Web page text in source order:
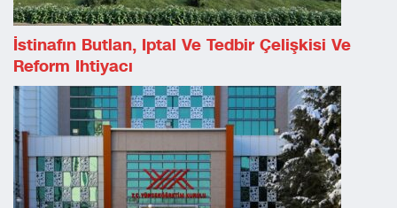
İstinafın Butlan, Iptal Ve Tedbir Çelişkisi Ve
Reform Ihtiyacı